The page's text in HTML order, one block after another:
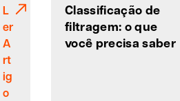
L
er
A
rt
ig
o
Classificação de
filtragem: o que
você precisa saber